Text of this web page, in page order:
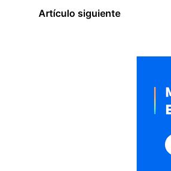
Artículo siguiente